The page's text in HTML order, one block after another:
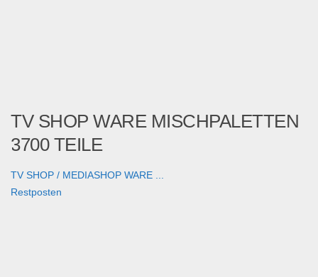
TV SHOP WARE MISCHPALETTEN
3700 TEILE
TV SHOP / MEDIASHOP WARE ...
Restposten